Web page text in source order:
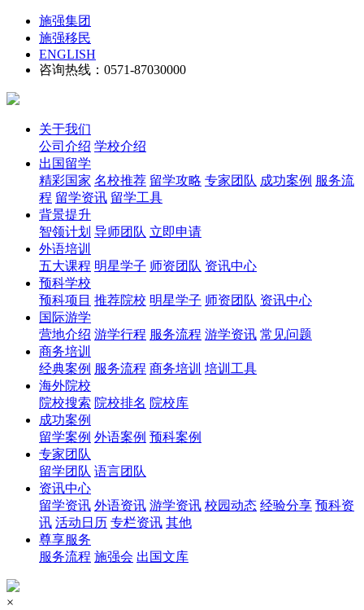
施强集团
施强移民
ENGLISH
咨询热线：0571-87030000
关于我们
公司介绍 学校介绍
出国留学
精彩国家 名校推荐 留学攻略 专家团队 成功案例 服务流
程 留学资讯 留学工具
背景提升
智领计划 导师团队 立即申请
外语培训
五大课程 明星学子 师资团队 资讯中心
预科学校
预科项目 推荐院校 明星学子 师资团队 资讯中心
国际游学
营地介绍 游学行程 服务流程 游学资讯 常见问题
商务培训
经典案例 服务流程 商务培训 培训工具
海外院校
院校搜索 院校排名 院校库
成功案例
留学案例 外语案例 预科案例
专家团队
留学团队 语言团队
资讯中心
留学资讯 外语资讯 游学资讯 校园动态 经验分享 预科资
讯 活动日历 专栏资讯 其他
尊享服务
服务流程 施强会 出国文库
×